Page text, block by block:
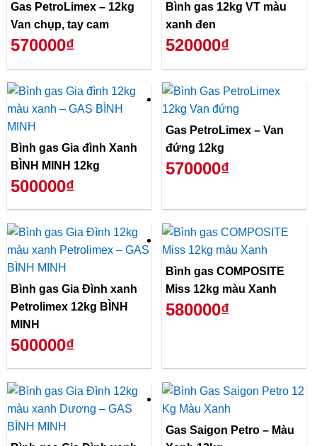
Gas PetroLimex – 12kg
Van chụp, tay cam
570000₫
Bình gas 12kg VT màu
xanh đen
520000₫
Bình gas Gia đình Xanh
BÌNH MINH 12kg
500000₫
Gas PetroLimex – Van
đứng 12kg
570000₫
Bình gas Gia Đình xanh
Petrolimex 12kg BÌNH
MINH
500000₫
Bình gas COMPOSITE
Miss 12kg màu Xanh
580000₫
Gas Saigon Petro – Màu